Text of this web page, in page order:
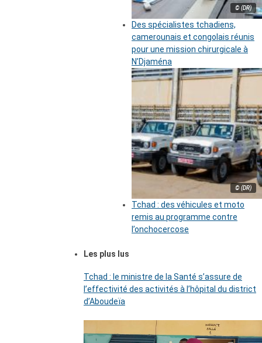
© (DR)
Des spécialistes tchadiens,
camerounais et congolais réunis
pour une mission chirurgicale à
N’Djaména
© (DR)
Tchad : des véhicules et moto
remis au programme contre
l’onchocercose
Les plus lus
Tchad : le ministre de la Santé s’assure de
l’effectivité des activités à l’hôpital du district
d’Aboudeïa